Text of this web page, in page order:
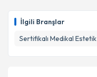
İlgili Branşlar
Sertifikalı Medikal Estetik